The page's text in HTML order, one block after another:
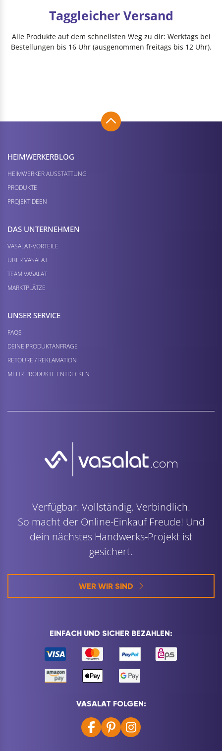
Taggleicher Versand
Alle Produkte auf dem schnellsten Weg zu dir: Werktags bei
Bestellungen bis 16 Uhr (ausgenommen freitags bis 12 Uhr).
HEIMWERKER­BLOG
HEIMWERKER AUSSTATTUNG
PRODUKTE
PROJEKTIDEEN
DAS UNTERNEHMEN
VASALAT-VORTEILE
ÜBER VASALAT
TEAM VASALAT
MARKTPLÄTZE
UNSER SERVICE
FAQS
DEINE PRODUKTANFRAGE
RETOURE / REKLAMATION
MEHR PRODUKTE ENTDECKEN
Verfügbar. Vollständig. Verbindlich.
So macht der Online-Einkauf Freude! Und
dein nächstes Handwerks-Projekt ist
gesichert.
WER WIR SIND
EINFACH UND SICHER BEZAHLEN:
VASALAT FOLGEN: